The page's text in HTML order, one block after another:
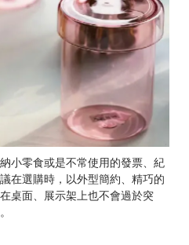
小零食或是不常使用的發票、紀
在選購時，以外型簡約、精巧的
桌面、展示架上也不會過於突